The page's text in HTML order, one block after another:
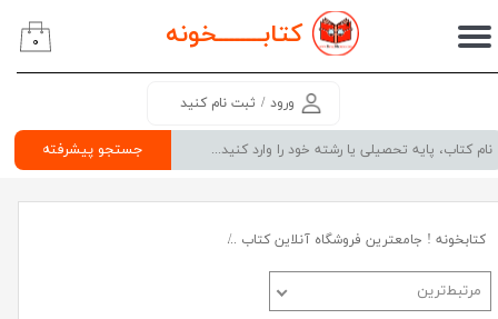
کتابــــــــخونه
جستجو پیشرفته
ورود / ثبت نام کنید
حساب کاربری من
سفارشات
خروج از حساب کاربری
۰
کتابخونه ! جامعترین فروشگاه آنلاین کتاب
مرتبط‌ترین